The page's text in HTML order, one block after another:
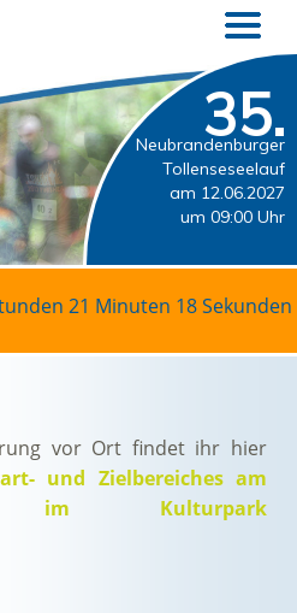
35.
Neubrandenburger
Tollenseseelauf
am 12.06.2027
um 09:00 Uhr
21 Minuten 18 Sekunden
vor Ort findet ihr hier
und Zielbereiches am
im Kulturpark